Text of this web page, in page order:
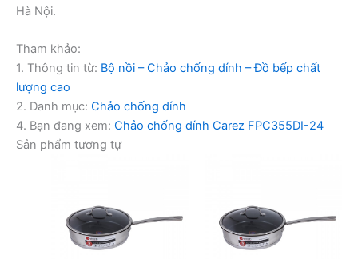
Hà Nội.
Tham khảo:
1. Thông tin từ: Bộ nồi – Chảo chống dính – Đồ bếp chất
lượng cao
2. Danh mục: Chảo chống dính
4. Bạn đang xem: Chảo chống dính Carez FPC355DI-24
Sản phẩm tương tự